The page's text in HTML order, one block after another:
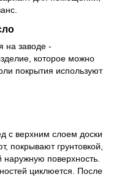
на заводе -
которое можно
покрытия используют
с верхним слоем доски
покрывают грунтовкой,
поверхность.
циклюется. После